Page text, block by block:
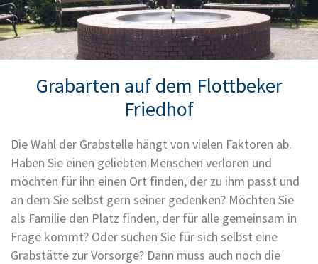
Grabarten auf dem Flottbeker
Friedhof
Die Wahl der Grabstelle hängt von vielen Faktoren ab.
Haben Sie einen geliebten Menschen verloren und
möchten für ihn einen Ort finden, der zu ihm passt und
an dem Sie selbst gern seiner gedenken? Möchten Sie
als Familie den Platz finden, der für alle gemeinsam in
Frage kommt? Oder suchen Sie für sich selbst eine
Grabstätte zur Vorsorge? Dann muss auch noch die